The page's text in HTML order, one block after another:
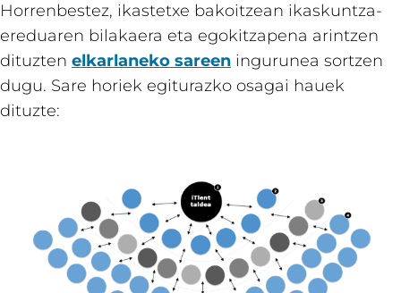
Horrenbestez, ikastetxe bakoitzean ikaskuntza-
ereduaren bilakaera eta egokitzapena arintzen
dituzten elkarlaneko sareen ingurunea sortzen
dugu. Sare horiek egiturazko osagai hauek
dituzte: